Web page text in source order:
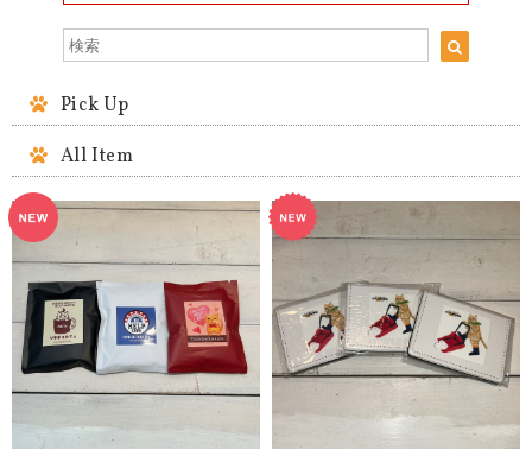
Pick Up
All Item